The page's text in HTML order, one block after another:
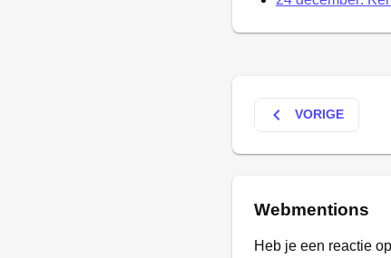
keyboard_arrow_left VORIGE
Webmentions
Heb je een reactie